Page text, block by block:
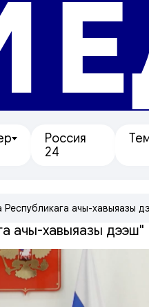
Россия
24
Республикага ачы-хавыяазы
ачы-хавыяазы дээш"